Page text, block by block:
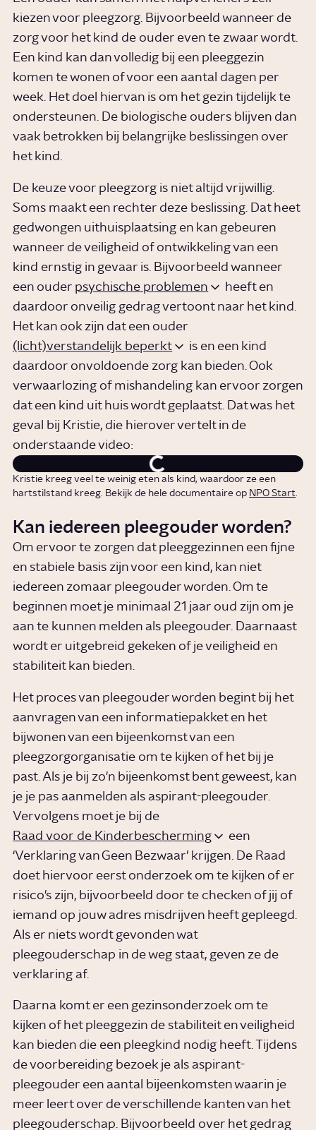
kiezen voor pleegzorg. Bijvoorbeeld wanneer de
zorg voor het kind de ouder even te zwaar wordt.
Een kind kan dan volledig bij een pleeggezin
komen te wonen of voor een aantal dagen per
week. Het doel hiervan is om het gezin tijdelijk te
ondersteunen. De biologische ouders blijven dan
vaak betrokken bij belangrijke beslissingen over
het kind.
De keuze voor pleegzorg is niet altijd vrijwillig.
Soms maakt een rechter deze beslissing. Dat heet
gedwongen uithuisplaatsing en kan gebeuren
wanneer de veiligheid of ontwikkeling van een
kind ernstig in gevaar is. Bijvoorbeeld wanneer
een ouder psychische problemen
heeft en
daardoor onveilig gedrag vertoont naar het kind.
Het kan ook zijn dat een ouder
(licht)verstandelijk beperkt
is en een kind
daardoor onvoldoende zorg kan bieden. Ook
verwaarlozing of mishandeling kan ervoor zorgen
dat een kind uit huis wordt geplaatst. Dat was het
geval bij Kristie, die hierover vertelt in de
onderstaande video:
Kristie kreeg veel te weinig eten als kind, waardoor ze een
hartstilstand kreeg. Bekijk de hele documentaire op NPO Start
Kan iedereen pleegouder worden?
Om ervoor te zorgen dat pleeggezinnen een fijne
en stabiele basis zijn voor een kind, kan niet
iedereen zomaar pleegouder worden. Om te
beginnen moet je minimaal 21 jaar oud zijn om je
aan te kunnen melden als pleegouder. Daarnaast
wordt er uitgebreid gekeken of je veiligheid en
stabiliteit kan bieden.
Het proces van pleegouder worden begint bij het
aanvragen van een informatiepakket en het
bijwonen van een bijeenkomst van een
pleegzorgorganisatie om te kijken of het bij je
past. Als je bij zo'n bijeenkomst bent geweest, kan
je je pas aanmelden als aspirant-pleegouder.
Vervolgens moet je bij de
Raad voor de Kinderbescherming
een
‘Verklaring van Geen Bezwaar’ krijgen. De Raad
doet hiervoor eerst onderzoek om te kijken of er
risico's zijn, bijvoorbeeld door te checken of jij of
iemand op jouw adres misdrijven heeft gepleegd.
Als er niets wordt gevonden wat
pleegouderschap in de weg staat, geven ze de
verklaring af.
Daarna komt er een gezinsonderzoek om te
kijken of het pleeggezin de stabiliteit en veiligheid
kan bieden die een pleegkind nodig heeft. Tijdens
de voorbereiding bezoek je als aspirant-
pleegouder een aantal bijeenkomsten waarin je
meer leert over de verschillende kanten van het
pleegouderschap. Bijvoorbeeld over het gedrag